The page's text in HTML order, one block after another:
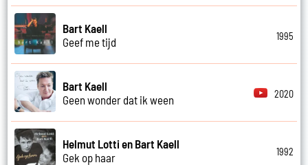
Bart Kaell
Geef me tijd
1995
Bart Kaell
Geen wonder dat ik ween
2020
Helmut Lotti en Bart Kaell
Gek op haar
1992